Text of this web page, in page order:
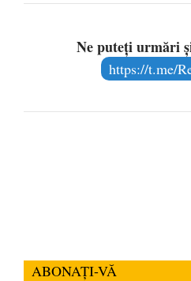
Ne puteți urmări
https://t.me/
ABONAȚI-VĂ